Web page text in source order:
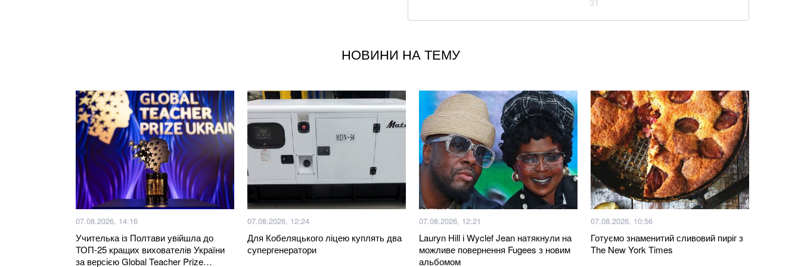
Хвиля похолодання накриє Україну: Діденко назвала дату
Що корисніше — кавун чи диня: експерти дали пораду
Google прибирає одну з найзручніших функцій Gmail: що зміниться
вже у 2027 році
Трамп заявив, що США не передадуть Україні додаткові ракети для
Patriot
З 28 ракет – жодної збитої: Повітряні сили ЗСУ озвучили деталі
нічного обстрілу
НОВИНИ НА ТЕМУ
07.08.2026, 14:16
Учителька із Полтави увійшла до
ТОП-25 кращих вихователів України
за версією Global Teacher Prize
07.08.2026, 12:24
Для Кобеляцького ліцею куплять два
супергенератори
07.08.2026, 12:21
Lauryn Hill і Wyclef Jean натякнули на
можливе повернення Fugees з новим
альбомом
07.08.2026, 10:56
Готуємо знаменитий сливовий пиріг з
The New York Times